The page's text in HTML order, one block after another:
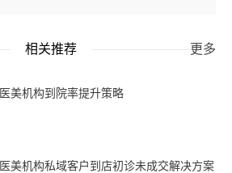
相关推荐 更多
医美机构到院率提升策略
医美机构私域客户到店初诊未成交解决方案